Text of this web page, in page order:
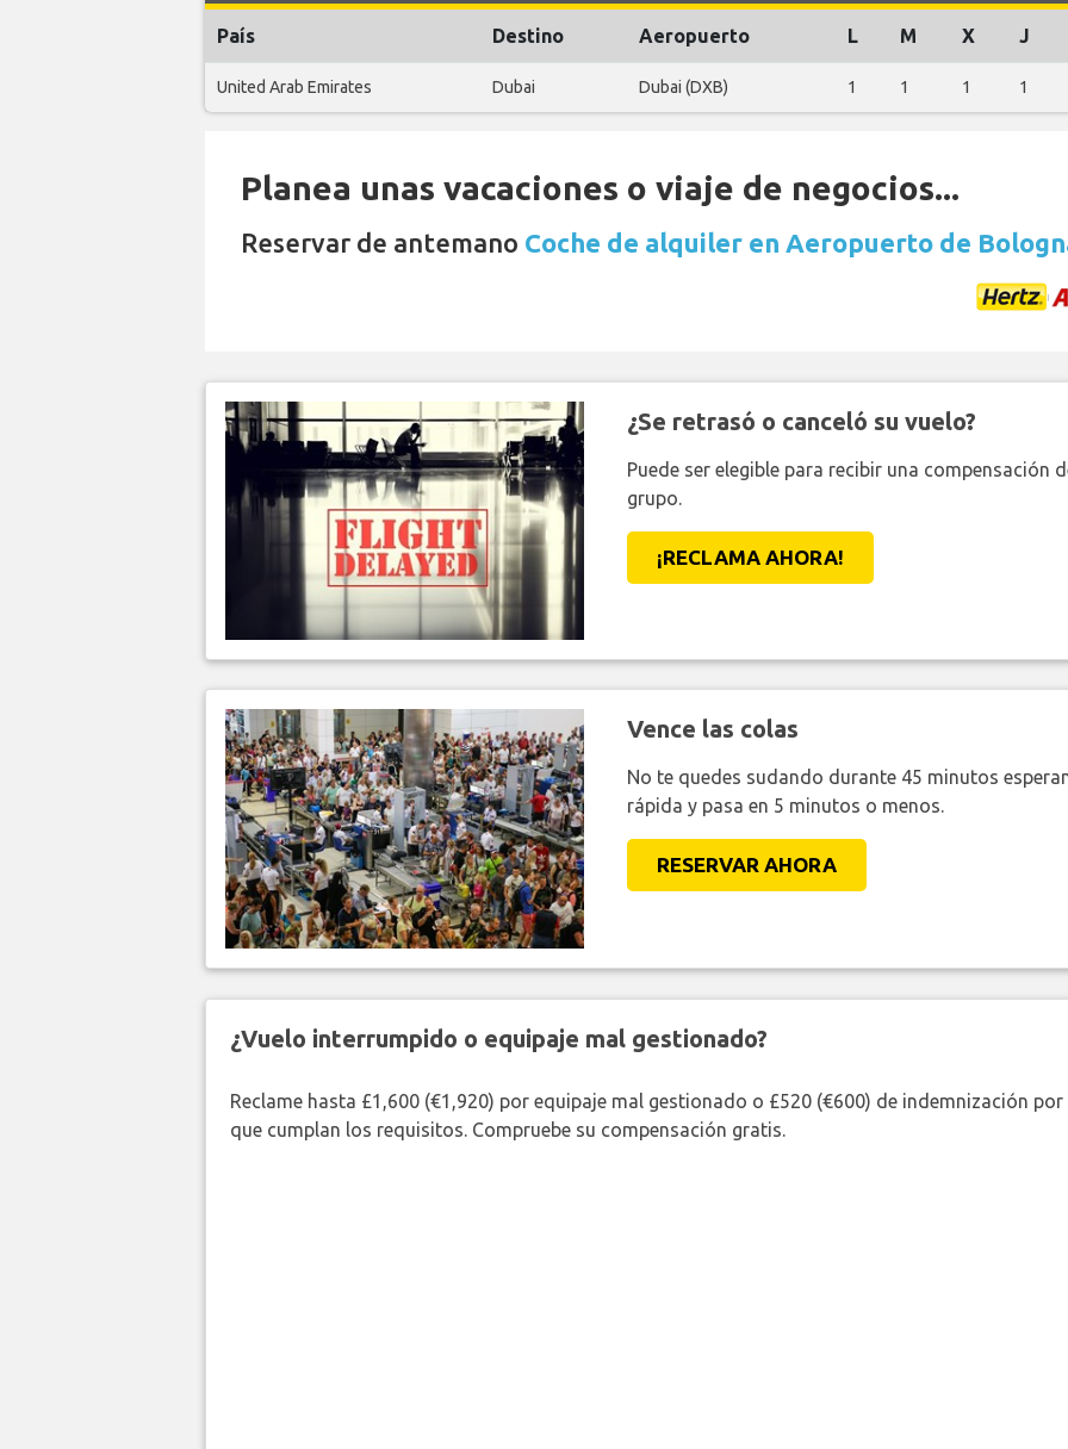
País Destino Aeropuerto L M X J
United Arab Emirates Dubai Dubai (DXB) 1 1 1 1
Planea unas vacaciones o viaje de negocios...
Reservar de antemano Coche de alquiler en Aeropuerto de
¿Se retrasó o canceló su vuelo?
Puede ser elegible para recibir una compensación
grupo.
¡RECLAMA AHORA!
Vence las colas
No te quedes sudando durante 45 minutos
rápida y pasa en 5 minutos o menos.
RESERVAR AHORA
¿Vuelo interrumpido o equipaje mal gestionado?
Reclame hasta £1,600 (€1,920) por equipaje mal gestionado o £520 (€600) de indemnización
que cumplan los requisitos. Compruebe su compensación gratis.